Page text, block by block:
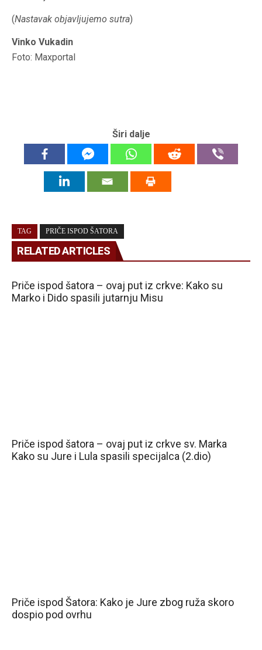
(Nastavak objavljujemo sutra)
Vinko Vukadin
Foto: Maxportal
Širi dalje
TAG PRIČE ISPOD ŠATORA
RELATED ARTICLES
Priče ispod šatora – ovaj put iz crkve: Kako su
Marko i Dido spasili jutarnju Misu
Priče ispod šatora – ovaj put iz crkve sv. Marka
Kako su Jure i Lula spasili specijalca (2.dio)
Priče ispod Šatora: Kako je Jure zbog ruža skoro
dospio pod ovrhu